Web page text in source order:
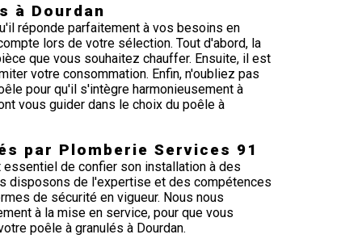
à Dourdan
réponde parfaitement à vos besoins en
lors de votre sélection. Tout d'abord, la
que vous souhaitez chauffer. Ensuite, il est
votre consommation. Enfin, n'oubliez pas
pour qu'il s'intègre harmonieusement à
vous guider dans le choix du poêle à
par Plomberie Services 91
de confier son installation à des
disposons de l'expertise et des compétences
de sécurité en vigueur. Nous nous
à la mise en service, pour que vous
poêle à granulés à Dourdan.